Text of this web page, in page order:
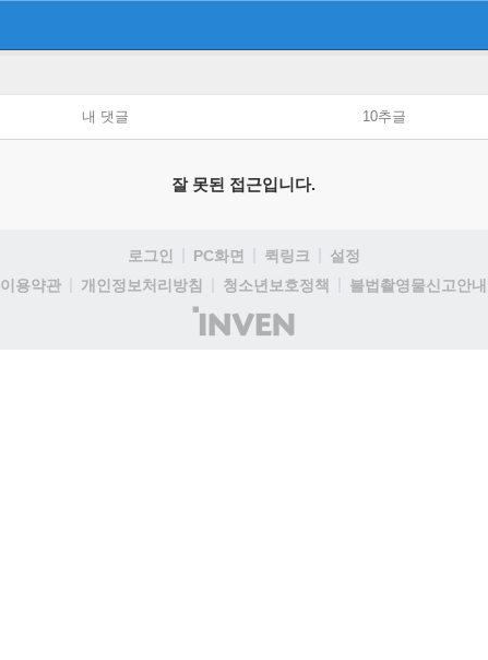
내 댓글 10추글
잘 못된 접근입니다.
로그인 PC화면 퀵링크
설정
이용약관
개인정보처리방침 청소년보호정책
불법촬영물신고안내
(주)
인